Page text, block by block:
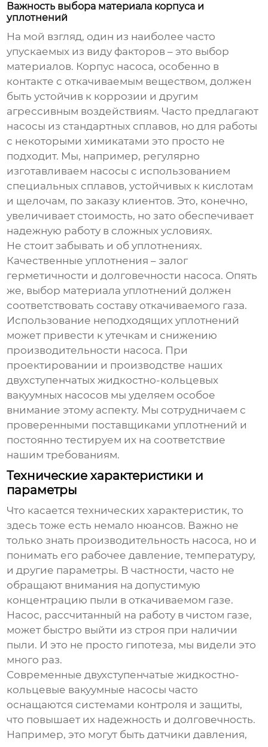
Важность выбора материала корпуса и
уплотнений
На мой взгляд, один из наиболее часто
упускаемых из виду факторов – это выбор
материалов. Корпус насоса, особенно в
контакте с откачиваемым веществом, должен
быть устойчив к коррозии и другим
агрессивным воздействиям. Часто предлагают
насосы из стандартных сплавов, но для работы
с некоторыми химикатами это просто не
подходит. Мы, например, регулярно
изготавливаем насосы с использованием
специальных сплавов, устойчивых к кислотам
и щелочам, по заказу клиентов. Это, конечно,
увеличивает стоимость, но зато обеспечивает
надежную работу в сложных условиях.
Не стоит забывать и об уплотнениях.
Качественные уплотнения – залог
герметичности и долговечности насоса. Опять
же, выбор материала уплотнений должен
соответствовать составу откачиваемого газа.
Использование неподходящих уплотнений
может привести к утечкам и снижению
производительности насоса. При
проектировании и производстве наших
двухступенчатых жидкостно-кольцевых
вакуумных насосов мы уделяем особое
внимание этому аспекту. Мы сотрудничаем с
проверенными поставщиками уплотнений и
постоянно тестируем их на соответствие
нашим требованиям.
Технические характеристики и
параметры
Что касается технических характеристик, то
здесь тоже есть немало нюансов. Важно не
только знать производительность насоса, но и
понимать его рабочее давление, температуру,
и другие параметры. В частности, часто не
обращают внимания на допустимую
концентрацию пыли в откачиваемом газе.
Насос, рассчитанный на работу в чистом газе,
может быстро выйти из строя при наличии
пыли. И это не просто гипотеза, мы видели это
много раз.
Современныедвухступенчатые жидкостно-
кольцевые вакуумные насосы часто
оснащаются системами контроля и защиты,
что повышает их надежность и долговечность.
Например, это могут быть датчики давления,